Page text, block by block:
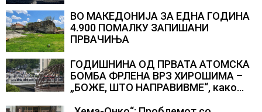
ВО МАКЕДОНИЈА ЗА ЕДНА ГОДИНА
4.900 ПОМАЛКУ ЗАПИШАНИ
ПРВАЧИЊА
ГОДИШНИНА ОД ПРВАТА АТОМСКА
БОМБА ФРЛЕНА ВРЗ ХИРОШИМА –
„БОЖЕ, ШТО НАПРАВИВМЕ“, како